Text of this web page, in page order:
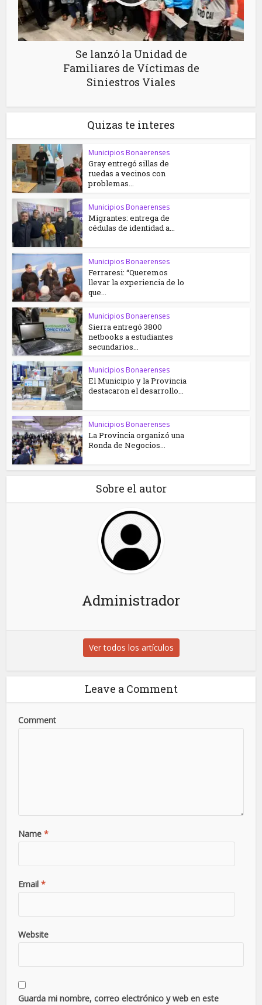
Se lanzó la Unidad de
Familiares de Víctimas de
Siniestros Viales
Quizas te interes
Municipios Bonaerenses
Gray entregó sillas de
ruedas a vecinos con
problemas...
Municipios Bonaerenses
Migrantes: entrega de
cédulas de identidad a...
Municipios Bonaerenses
Ferraresi: “Queremos
llevar la experiencia de lo
que...
Municipios Bonaerenses
Sierra entregó 3800
netbooks a estudiantes
secundarios...
Municipios Bonaerenses
El Municipio y la Provincia
destacaron el desarrollo...
Municipios Bonaerenses
La Provincia organizó una
Ronda de Negocios...
Sobre el autor
Administrador
Ver todos los artículos
Leave a Comment
Comment
Name *
Email *
Website
Guarda mi nombre, correo electrónico y web en este